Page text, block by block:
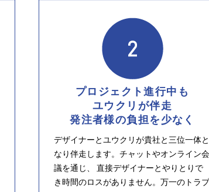
プロジェクト進行中も
ユウクリが伴走
発注者様の負担を少なく
デザイナーとユウクリが貴社と三位一体と
なり伴走します。チャットやオンライン会
議を通じ、 直接デザイナーとやりとりで
き時間のロスがありません。万一のトラブ